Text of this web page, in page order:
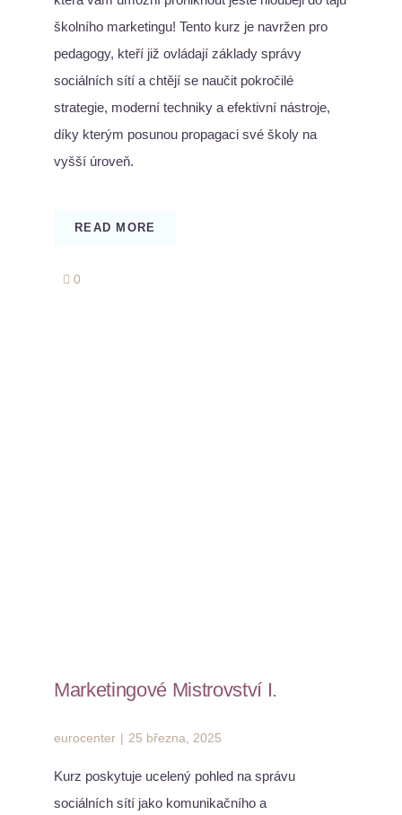
školního marketingu! Tento kurz je navržen pro
pedagogy, kteří již ovládají základy správy
sociálních sítí a chtějí se naučit pokročilé
strategie, moderní techniky a efektivní nástroje,
díky kterým posunou propagaci své školy na
vyšší úroveň.
READ MORE
0comments
Marketingové Mistrovství I.
eurocenter | 25 března, 2025
Kurz poskytuje ucelený pohled na správu
sociálních sítí jako komunikačního a